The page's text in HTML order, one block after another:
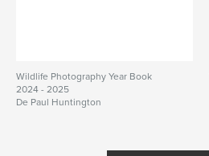
Wildlife Photography Year Book
2024 - 2025
De Paul Huntington